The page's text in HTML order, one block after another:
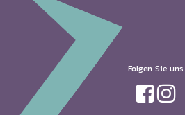
Folgen Sie uns